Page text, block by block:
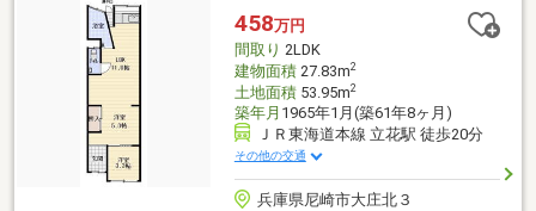
場も可能です。駐車場も完備しておりますのでご利用ください。
■キッズスペースもございます。458万円
間取り 2LDK
建物面積27.83m2
土地面積53.95m2
築年月 1965年1月(築61年8ヶ月)
ＪＲ東海道本線 立花駅 徒歩20分
その他の交通
兵庫県尼崎市大庄北３